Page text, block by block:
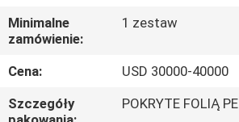
WYCIECZKA
PO
FABRYCE
Minimalne
zamówienie:
1 zestaw
Cena:
USD 30000-40000
Szczegóły
POKRYTE FOLIĄ PE